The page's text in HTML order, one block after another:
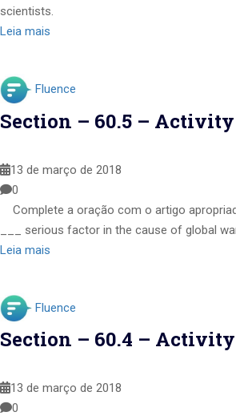
scientists.
Leia mais
Fluence
Section – 60.5 – Activity
13 de março de 2018
0
Complete a oração com o artigo
___ serious factor in the cause of global
Leia mais
Fluence
Section – 60.4 – Activity
13 de março de 2018
0